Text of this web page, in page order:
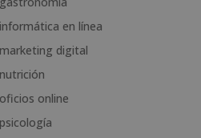
en línea
digital
online